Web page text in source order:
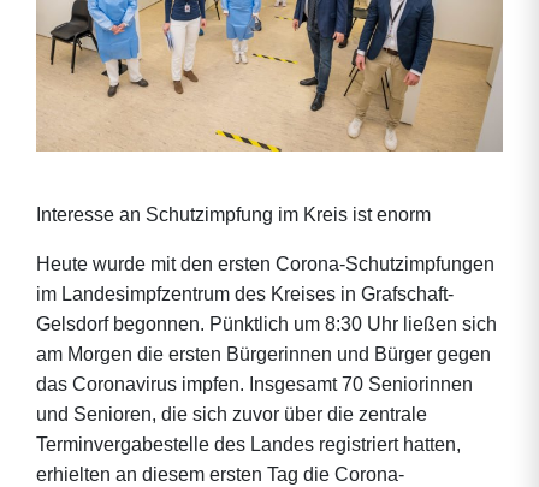
Interesse an Schutzimpfung im Kreis ist enorm
Heute wurde mit den ersten Corona-Schutzimpfungen
im Landesimpfzentrum des Kreises in Grafschaft-
Gelsdorf begonnen. Pünktlich um 8:30 Uhr ließen sich
am Morgen die ersten Bürgerinnen und Bürger gegen
das Coronavirus impfen. Insgesamt 70 Seniorinnen
und Senioren, die sich zuvor über die zentrale
Terminvergabestelle des Landes registriert hatten,
erhielten an diesem ersten Tag die Corona-